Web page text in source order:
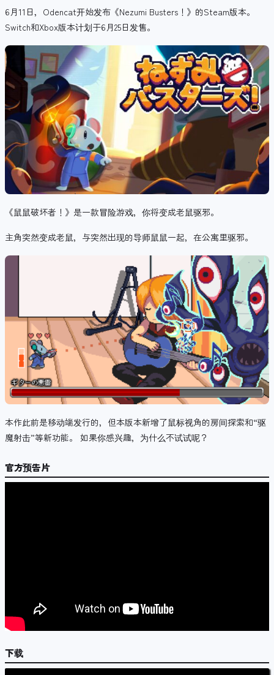
6月11日，Odencat开始发布《Nezumi Busters！》的Steam版本。
Switch和Xbox版本计划于6月25日发售。
《鼠鼠破坏者！》是一款冒险游戏，你将变成老鼠驱邪。
主角突然变成老鼠，与突然出现的导师鼠鼠一起，在公寓里驱邪。
本作此前是移动端发行的，但本版本新增了鼠标视角的房间探索和“驱
魔射击”等新功能。 如果你感兴趣，为什么不试试呢？
官方预告片
下载